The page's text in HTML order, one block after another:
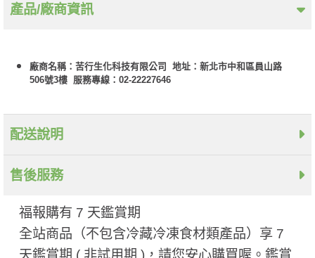
產品/廠商資訊
廠商名稱：苦行生化科技有限公司 地址：新北市中和區員山路
506號3樓 服務專線：02-22227646
配送說明
售後服務
福報購有 7 天鑑賞期
全站商品（不包含冷藏冷凍食材類產品）享 7